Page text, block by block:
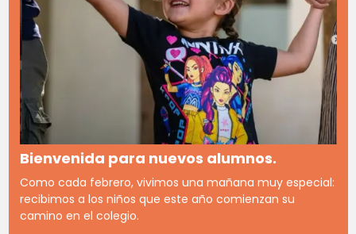
Bienvenida para nuevos alumnos.
Como cada febrero, vivimos una mañana muy especial:
recibimos a los niños que este año comienzan su
camino en el colegio.